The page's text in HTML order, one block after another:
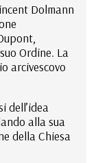
Dolmann
Ordine. La
arcivescovo
dell’idea
alla sua
della Chiesa